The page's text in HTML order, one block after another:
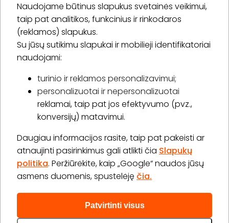
Naudojame būtinus slapukus svetainės veikimui,
taip pat analitikos, funkcinius ir rinkodaros
(reklamos) slapukus.
Su jūsų sutikimu slapukai ir mobilieji identifikatoriai
naudojami:
turinio ir reklamos personalizavimui;
personalizuotai ir nepersonalizuotai
reklamai, taip pat jos efektyvumo (pvz.,
konversijų) matavimui.
Daugiau informacijos rasite, taip pat pakeisti ar
atnaujinti pasirinkimus gali atlikti čia Slapukų
politika. Peržiūrėkite, kaip „Google“ naudos jūsų
asmens duomenis, spustelėję čia.
Patvirtinti visus
* Susipažinau su privatumo politika
Prenumeruoti
Apie „BookitNow“
Informacija
„GERA DOVANA“ GRUPĖ